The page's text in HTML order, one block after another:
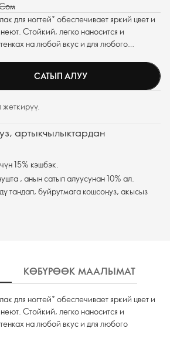
для ногтей* обеспечивает яркий цвет и
Стойкий, легко наносится и
на любой вкус и для любого
САТЫП АЛУУ
артыкчылыктардан
15% кэшбэк.
, анын сатып алуусунан 10% ал.
тандап, буйрутмага кошсоңуз, акысыз
КӨБҮРӨӨК МААЛЫМАТ
для ногтей* обеспечивает яркий цвет и
Стойкий, легко наносится и
на любой вкус и для любого